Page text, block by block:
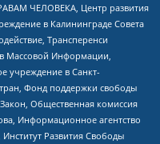
ЧЕЛОВЕКА, Центр развития
в Калининграде Совета
Трансперенси
Массовой Информации,
учреждение в Санкт-
Фонд поддержки свободы
Общественная комиссия
Информационное агентство
Развития Свободы